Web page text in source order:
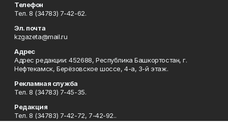
Телефон
Тел. 8 (34783) 7-42-62.
Эл. почта
kzgazeta@mail.ru
Адрес
Адрес редакции: 452688, Республика Башкортостан, г.
Нефтекамск, Берёзовское шоссе, 4-а, 3-й этаж.
Рекламная служба
Тел. 8 (34783) 7-45-35.
Редакция
Тел. 8 (34783) 7-42-72, 7-42-92..